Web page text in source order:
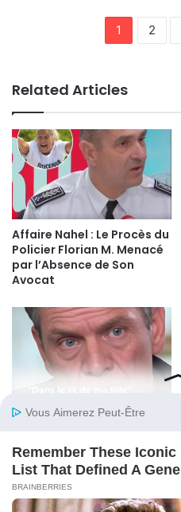
1 2
Related Articles
Affaire Nahel : Le Procès du
Policier Florian M. Menacé
par l’Absence de Son
Avocat
Marc Lavoine visé par des
l’affaire “Dans le lit de ma
fille” qui secoue le monde
de la musique